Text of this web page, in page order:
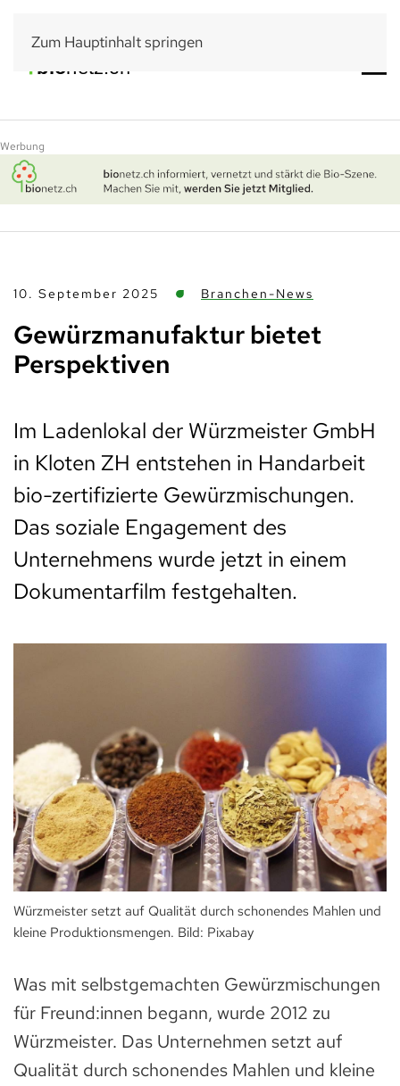
Zum Hauptinhalt springen
Werbung
10. September 2025 Branchen-News
Gewürzmanufaktur bietet
Perspektiven
Im Ladenlokal der Würzmeister GmbH
in Kloten ZH entstehen in Handarbeit
bio-zertifizierte Gewürzmischungen.
Das soziale Engagement des
Unternehmens wurde jetzt in einem
Dokumentarfilm festgehalten.
Würzmeister setzt auf Qualität durch schonendes Mahlen und
kleine Produktionsmengen. Bild: Pixabay
Was mit selbstgemachten Gewürzmischungen
für Freund:innen begann, wurde 2012 zu
Würzmeister. Das Unternehmen setzt auf
Qualität durch schonendes Mahlen und kleine